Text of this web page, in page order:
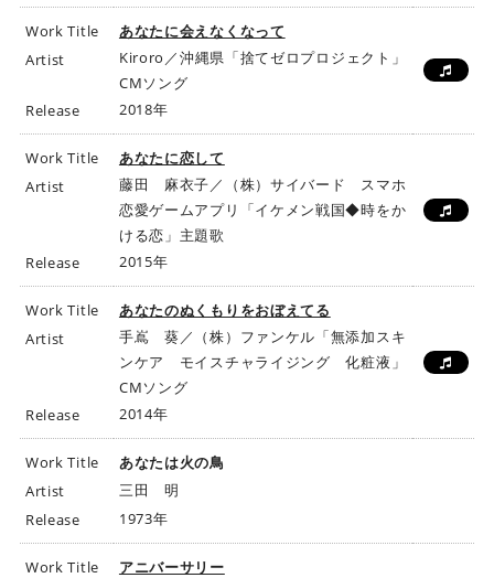
Work Title
あなたに会えなくなって
Artist
Kiroro／沖縄県「捨てゼロプロジェクト」
CMソング
Release
2018年
Work Title
あなたに恋して
Artist
藤田 麻衣子／（株）サイバード スマホ
恋愛ゲームアプリ「イケメン戦国◆時をか
ける恋」主題歌
Release
2015年
Work Title
あなたのぬくもりをおぼえてる
Artist
手嶌 葵／（株）ファンケル「無添加スキ
ンケア モイスチャライジング 化粧液」
CMソング
Release
2014年
Work Title
あなたは火の鳥
Artist
三田 明
Release
1973年
Work Title
アニバーサリー